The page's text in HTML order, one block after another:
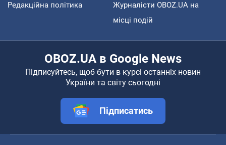
Редакційна політика
Журналісти OBOZ.UA на
місці подій
OBOZ.UA в Google News
Підписуйтесь, щоб бути в курсі останніх новин
України та світу сьогодні
Підписатись